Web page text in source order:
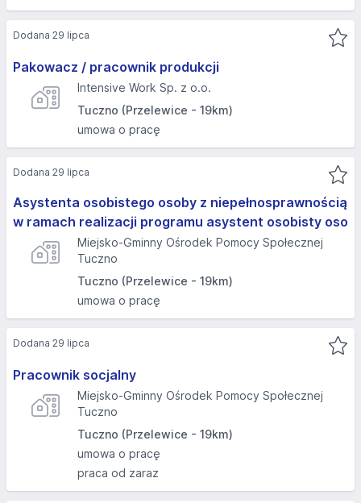
Pakowacz / pracownik produkcji
Intensive Work Sp. z o.o.
Tuczno (Przelewice - 19km)
umowa o pracę
Dodana 29 lipca
Asystenta osobistego osoby z niepełnosprawnością
w ramach realizacji programu asystent osobisty oso
Miejsko-Gminny Ośrodek Pomocy Społecznej
Tuczno
Tuczno (Przelewice - 19km)
umowa o pracę
Dodana 29 lipca
Pracownik socjalny
Miejsko-Gminny Ośrodek Pomocy Społecznej
Tuczno
Tuczno (Przelewice - 19km)
umowa o pracę
praca od zaraz
Dodana 29 lipca